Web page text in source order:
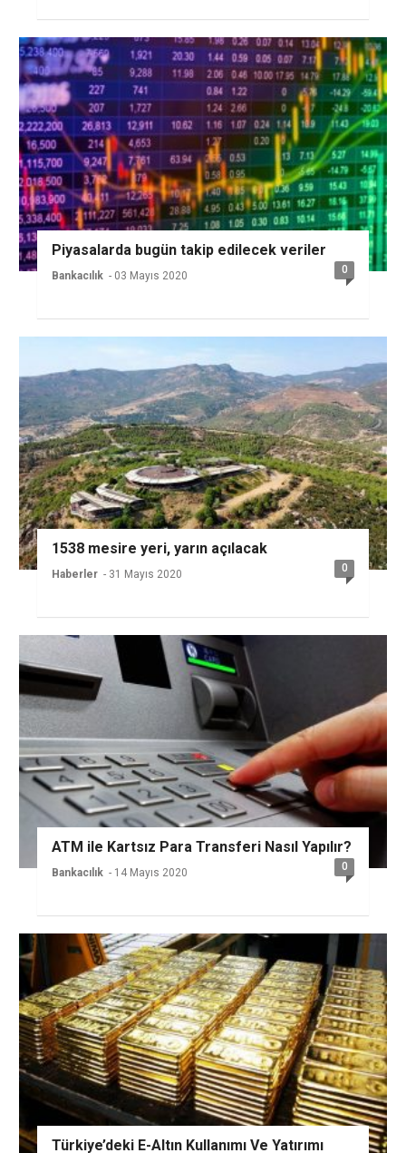
Piyasalarda bugün takip edilecek veriler
Bankacılık - 03 Mayıs 2020 0
1538 mesire yeri, yarın açılacak
Haberler - 31 Mayıs 2020 0
ATM ile Kartsız Para Transferi Nasıl Yapılır?
Bankacılık - 14 Mayıs 2020 0
Türkiye’deki E-Altın Kullanımı Ve Yatırımı